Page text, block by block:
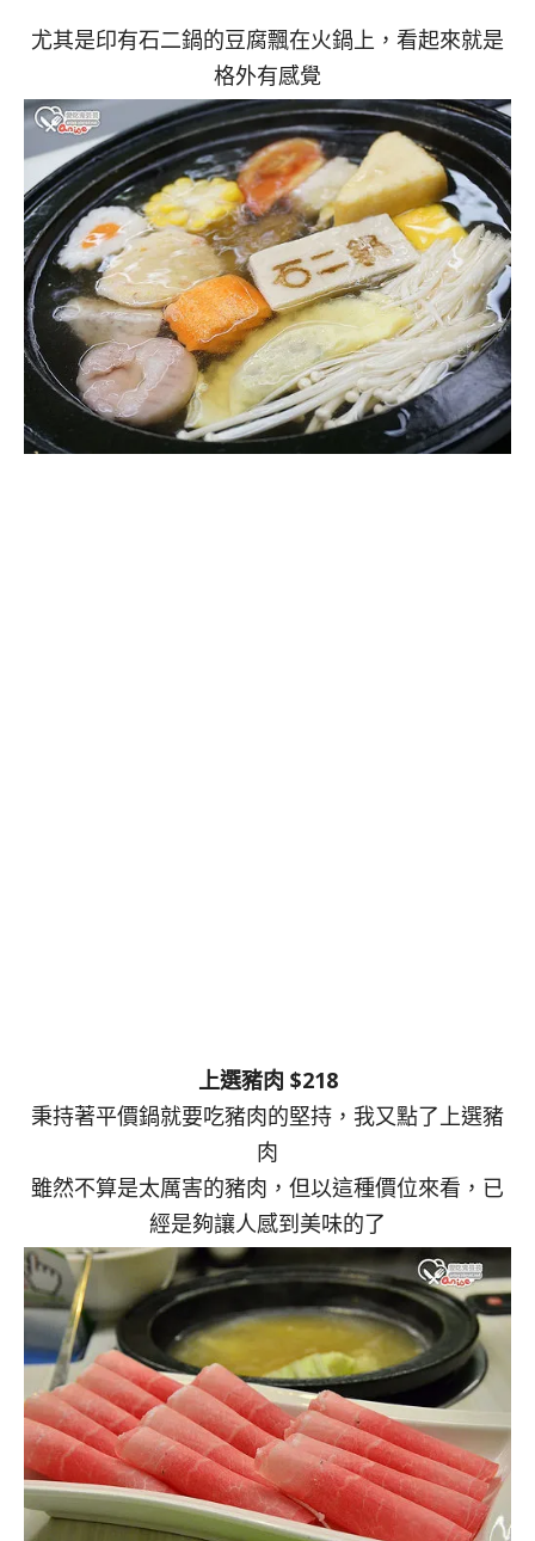
尤其是印有石二鍋的豆腐飄在火鍋上，看起來就是
格外有感覺
上選豬肉 $218
秉持著平價鍋就要吃豬肉的堅持，我又點了上選豬
肉
雖然不算是太厲害的豬肉，但以這種價位來看，已
經是夠讓人感到美味的了